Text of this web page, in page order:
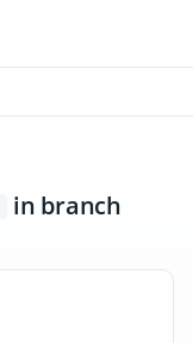
in branch